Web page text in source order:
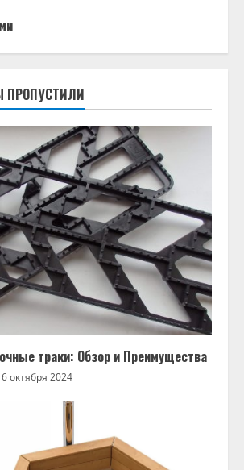
ПРОПУСТИЛИ
траки: Обзор и Преимущества
6 октября 2024